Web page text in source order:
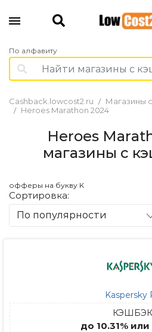
По алфавиту
Cashback.lowcost2.ru
Магазины
Heroes Marathon 2024
Heroes
магазины с
офферы на букву K
Сортировка:
По популярности
Kaspersky
до 10.31% или